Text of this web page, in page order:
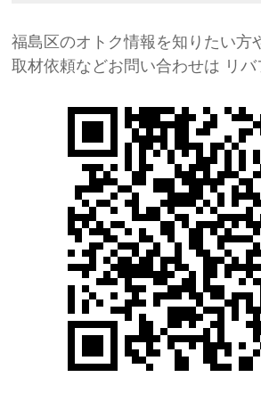
福島区のオトク情報を知りたい方
取材依頼などお問い合わせは リ